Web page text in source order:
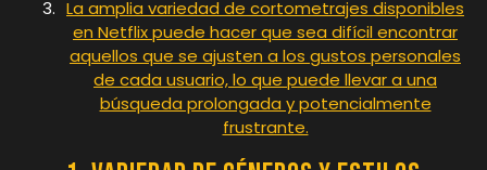
La amplia variedad de cortometrajes disponibles
en Netflix puede hacer que sea difícil encontrar
aquellos que se ajusten a los gustos personales
de cada usuario, lo que puede llevar a una
búsqueda prolongada y potencialmente
frustrante.